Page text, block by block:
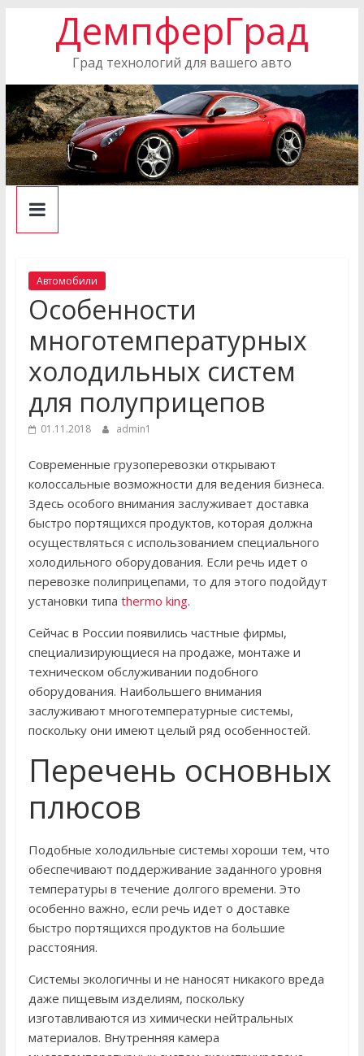
ДемпферГрад
Град технологий для вашего авто
Автомобили
Особенности
многотемпературных
холодильных систем
для полуприцепов
01.11.2018 admin1
Современные грузоперевозки открывают
колоссальные возможности для ведения бизнеса.
Здесь особого внимания заслуживает доставка
быстро портящихся продуктов, которая должна
осуществляться с использованием специального
холодильного оборудования. Если речь идет о
перевозке полиприцепами, то для этого подойдут
установки типа thermo king.
Сейчас в России появились частные фирмы,
специализирующиеся на продаже, монтаже и
техническом обслуживании подобного
оборудования. Наибольшего внимания
заслуживают многотемпературные системы,
поскольку они имеют целый ряд особенностей.
Перечень основных
плюсов
Подобные холодильные системы хороши тем, что
обеспечивают поддерживание заданного уровня
температуры в течение долгого времени. Это
особенно важно, если речь идет о доставке
быстро портящихся продуктов на большие
расстояния.
Системы экологичны и не наносят никакого вреда
даже пищевым изделиям, поскольку
изготавливаются из химически нейтральных
материалов. Внутренняя камера